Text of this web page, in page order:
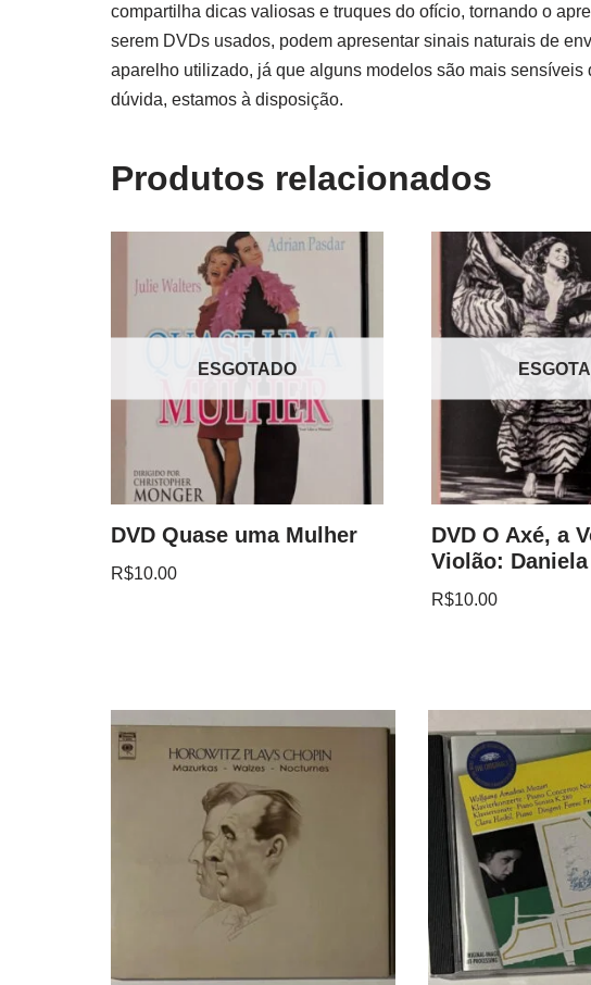
compartilha dicas valiosas e truques do ofício, tornando o
serem DVDs usados, podem apresentar sinais naturais de
aparelho utilizado, já que alguns modelos são mais
dúvida, estamos à disposição.
Produtos relacionados
ESGOTADO
DVD Quase uma Mulher
R$10.00
DVD O Axé, a
Violão:
R$10.00